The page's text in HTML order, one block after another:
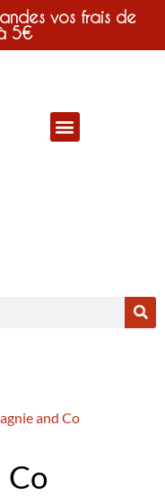
vos frais de
5€
and Co
Co